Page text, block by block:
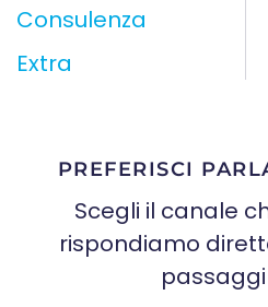
Consulenza
Extra
PREFERISCI
Scegli il canale
rispondiamo
passaggi